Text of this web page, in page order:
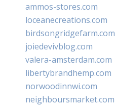
ammos-stores.com
loceanecreations.com
birdsongridgefarm.com
joiedevivblog.com
valera-amsterdam.com
libertybrandhemp.com
norwoodinnwi.com
neighboursmarket.com